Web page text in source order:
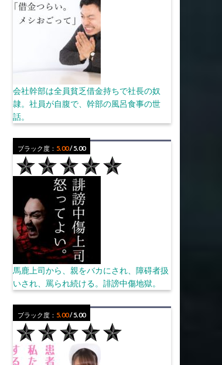
7月
上司はストーカー！？職
場に潜む異常者のセクハ
ラ・付きまとい被害に注
意！
...
会社幹部は全員貧乏借金持ちで社長の奴
隷。社員が自腹で、幹部の風呂食事の世
話。
ブラック度： 5.00/ 5.00
馬鹿上司から、親をバカにされ、障碍者扱
いされ、罵られ続ける。誹謗中傷地獄。
ブラック度： 5.00/ 5.00